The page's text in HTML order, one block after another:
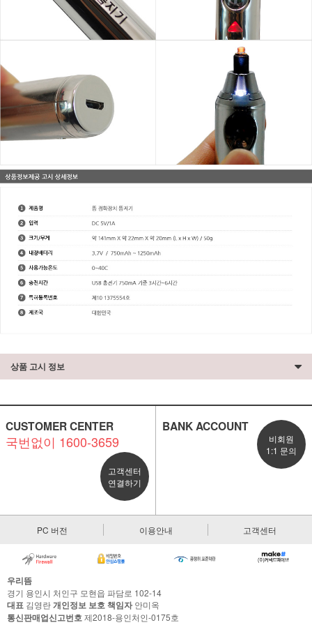
상품 고시 정보
CUSTOMER CENTER
국번없이 1600-3659
고객센터
연결하기
BANK ACCOUNT
비회원
1:1 문의
PC 버전 이용안내 고객센터
우리뜸
경기 용인시 처인구 모현읍 파담로 102-14
대표 김영란개인정보 보호 책임자안미옥
통신판매업신고번호 제2018-용인처인-0175호